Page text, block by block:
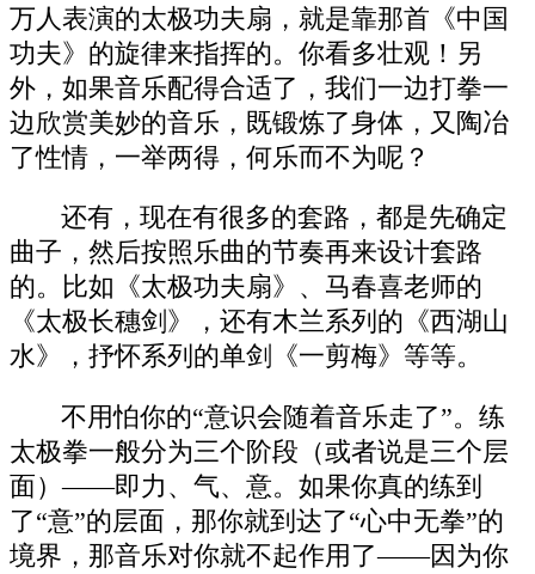
万人表演的太极功夫扇，就是靠那首《中国
功夫》的旋律来指挥的。你看多壮观！另
外，如果音乐配得合适了，我们一边打拳一
边欣赏美妙的音乐，既锻炼了身体，又陶冶
了性情，一举两得，何乐而不为呢？
还有，现在有很多的套路，都是先确定
曲子，然后按照乐曲的节奏再来设计套路
的。比如《太极功夫扇》、马春喜老师的
《太极长穗剑》，还有木兰系列的《西湖山
水》，抒怀系列的单剑《一剪梅》等等。
不用怕你的“意识会随着音乐走了”。练
太极拳一般分为三个阶段（或者说是三个层
面）——即力、气、意。如果你真的练到
了“意”的层面，那你就到达了“心中无拳”的
境界，那音乐对你就不起作用了——因为你